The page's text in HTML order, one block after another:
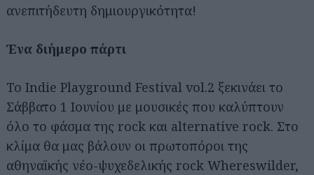
ανεπιτήδευτη δημιουργικότητα!
Ένα διήμερο πάρτι
Το Indie Playground Festival vol.2 ξεκινάει το
Σάββατο 1 Ιουνίου με μουσικές που καλύπτουν
όλο το φάσμα της rock και alternative rock. Στο
κλίμα θα μας βάλουν οι πρωτοπόροι της
αθηναϊκής νέο-ψυχεδελικής rock Whereswilder,